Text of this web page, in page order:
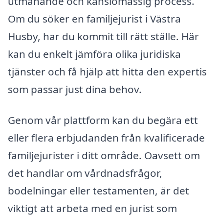
Om du söker en familjejurist i Västra
Husby, har du kommit till rätt ställe. Här
kan du enkelt jämföra olika juridiska
tjänster och få hjälp att hitta den expertis
som passar just dina behov.
Genom vår plattform kan du begära ett
eller flera erbjudanden från kvalificerade
familjejurister i ditt område. Oavsett om
det handlar om vårdnadsfrågor,
bodelningar eller testamenten, är det
viktigt att arbeta med en jurist som